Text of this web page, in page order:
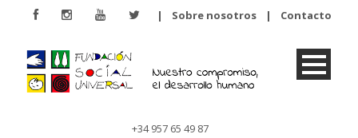
| Sobre nosotros | Contacto
+34 957 65 49 87